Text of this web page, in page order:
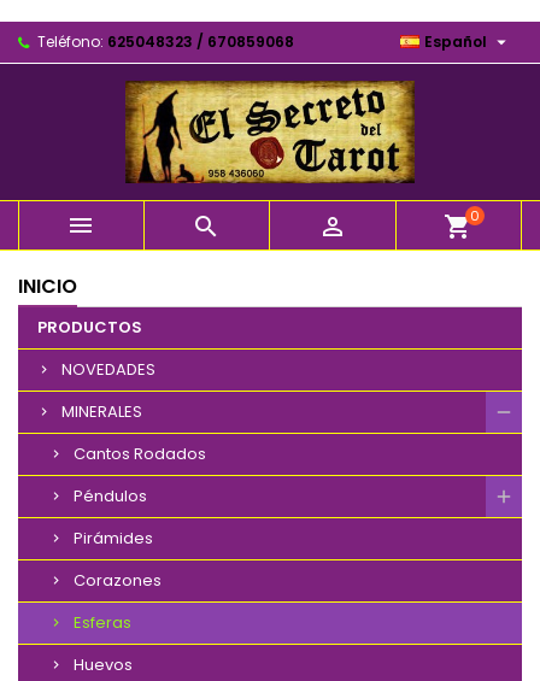
Teléfono: 625048323 / 670859068 Español 
   shopping_cart0
INICIO
PRODUCTOS
NOVEDADES
MINERALES
Cantos Rodados
Péndulos
Pirámides
Corazones
Esferas
Huevos